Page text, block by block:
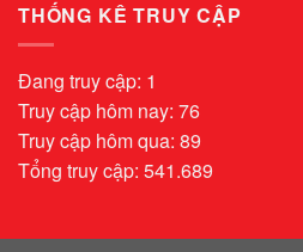
THỐNG KÊ TRUY CẬP
Đang truy cập: 1
Truy cập hôm nay: 76
Truy cập hôm qua: 89
Tổng truy cập: 541.689